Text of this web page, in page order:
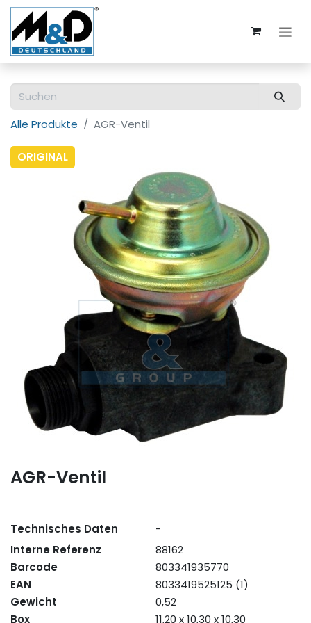
Alle Produkte AGR-Ventil
ORIGINAL
AGR-Ventil
Technisches Daten
-
Interne Referenz
88162
Barcode
803341935770
EAN
8033419525125 (1)
Gewicht
0,52
Box
11,20 x 10,30 x 10,30